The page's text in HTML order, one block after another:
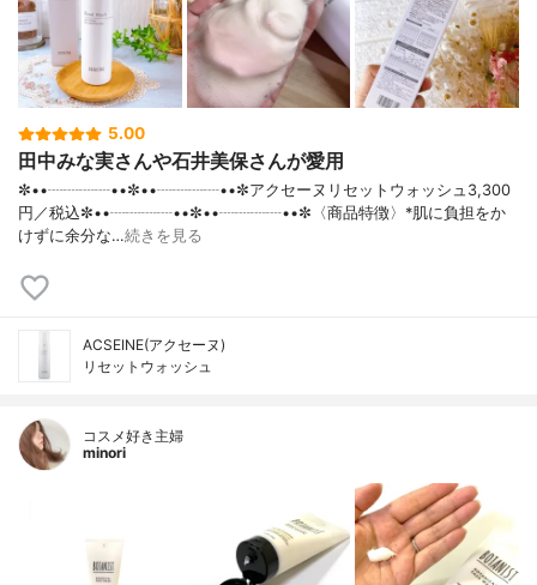
5.00
田中みな実さんや石井美保さんが愛用
✼••┈┈┈┈••✼••┈┈┈┈••✼アクセーヌリセットウォッシュ3,300
円／税込✼••┈┈┈┈••✼••┈┈┈┈••✼〈商品特徴〉*肌に負担をか
けずに余分な…続きを見る
ACSEINE(アクセーヌ)
リセットウォッシュ
コスメ好き主婦
minori